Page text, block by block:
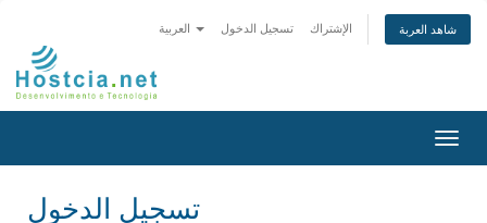
تسجيل الدخول الإشتراك شاهد العربة
تبديل
التنقل
تسجيل الدخول